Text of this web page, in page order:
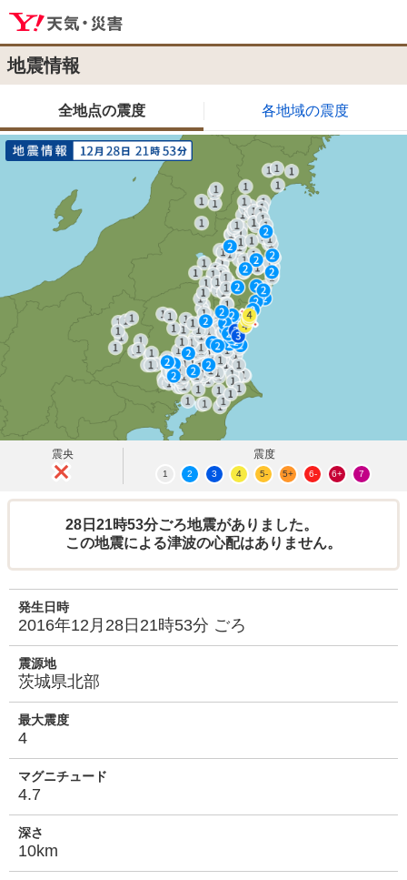
地震情報
全地点の震度 各地域の震度
震央 震度
1 2 3 4 5- 5+ 6- 6+ 7
28日21時53分ごろ地震がありました。
この地震による津波の心配はありません。
発生日時
2016年12月28日21時53分 ごろ
震源地
茨城県北部
最大震度
4
マグニチュード
4.7
深さ
10km